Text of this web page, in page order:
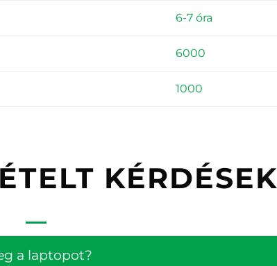
6-7 óra
6000
1000
KÉRDÉSEK
a laptopot?